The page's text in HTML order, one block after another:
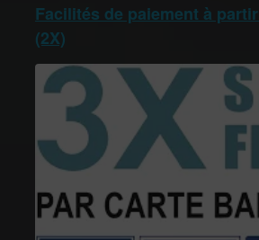
Facilités de paiement à
(2X)